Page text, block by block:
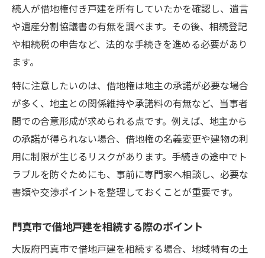
親が亡くなった際の借地権の扱いを分かりやす
く解説
親の死亡時に借地戸建はどう引き継がれる
借地戸建相続で生じる契約継続のポイント
借地戸建の権利存続と名義変更の手順
承諾料や通知の必要性を正しく理解しよう
相続人間での借地戸建分割協議の進め方
相続時に知っておきたい借地権の評価方法
借地戸建評価額算出の基本を解説します
路線価を活用した借地戸建の評価手順
借地戸建相続で評価額を正確に出すコツ
続人が借地権付き戸建を所有していたかを確認し、遺言
や遺産分割協議書の有無を調べます。その後、相続登記
や相続税の申告など、法的な手続きを進める必要があり
ます。
特に注意したいのは、借地権は地主の承諾が必要な場合
が多く、地主との関係維持や承諾料の有無など、当事者
間での合意形成が求められる点です。例えば、地主から
の承諾が得られない場合、借地権の名義変更や建物の利
用に制限が生じるリスクがあります。手続きの途中でト
ラブルを防ぐためにも、事前に専門家へ相談し、必要な
書類や交渉ポイントを整理しておくことが重要です。
門真市で借地戸建を相続する際のポイント
大阪府門真市で借地戸建を相続する場合、地域特有の土